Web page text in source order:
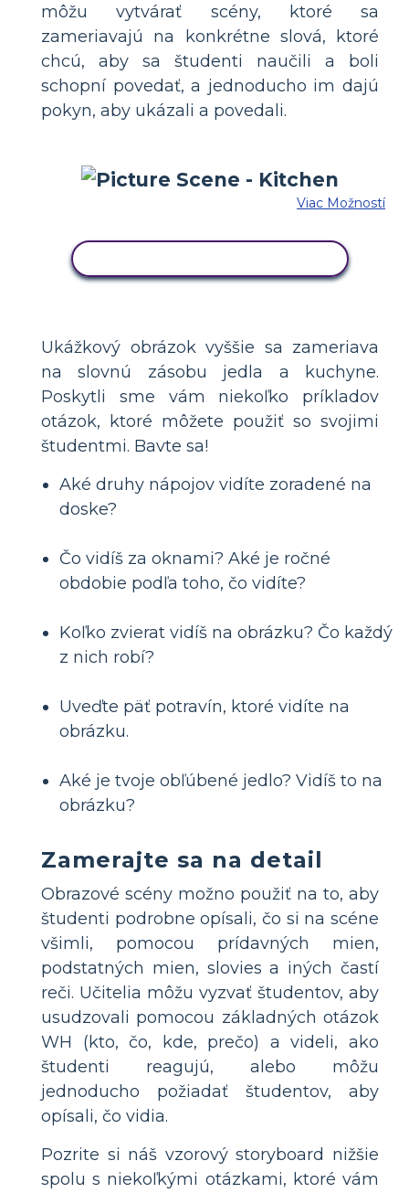
môžu vytvárať scény, ktoré sa
zameriavajú na konkrétne slová, ktoré
chcú, aby sa študenti naučili a boli
schopní povedať, a jednoducho im dajú
pokyn, aby ukázali a povedali.
Viac Možností
Ukážkový obrázok vyššie sa zameriava
na slovnú zásobu jedla a kuchyne.
Poskytli sme vám niekoľko príkladov
otázok, ktoré môžete použiť so svojimi
študentmi. Bavte sa!
Aké druhy nápojov vidíte zoradené na
doske?
Čo vidíš za oknami? Aké je ročné
obdobie podľa toho, čo vidíte?
Koľko zvierat vidíš na obrázku? Čo každý
z nich robí?
Uveďte päť potravín, ktoré vidíte na
obrázku.
Aké je tvoje obľúbené jedlo? Vidíš to na
obrázku?
Zamerajte sa na detail
Obrazové scény možno použiť na to, aby
študenti podrobne opísali, čo si na scéne
všimli, pomocou prídavných mien,
podstatných mien, slovies a iných častí
reči. Učitelia môžu vyzvať študentov, aby
usudzovali pomocou základných otázok
WH (kto, čo, kde, prečo) a videli, ako
študenti reagujú, alebo môžu
jednoducho požiadať študentov, aby
opísali, čo vidia.
Pozrite si náš vzorový storyboard nižšie
spolu s niekoľkými otázkami, ktoré vám